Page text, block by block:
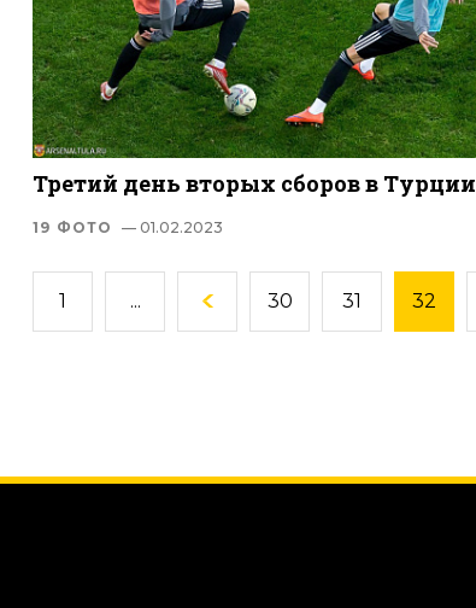
Третий день вторых сборов в Турции
19 ФОТО — 01.02.2023
1 ... 30 31 32